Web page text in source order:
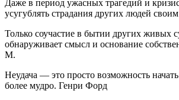
Даже в период ужасных трагедий и
усугублять страдания других людей
Только соучастие в бытии других живых
обнаруживает смысл и основание
М.
Неудача — это просто возможность
более мудро. Генри Форд